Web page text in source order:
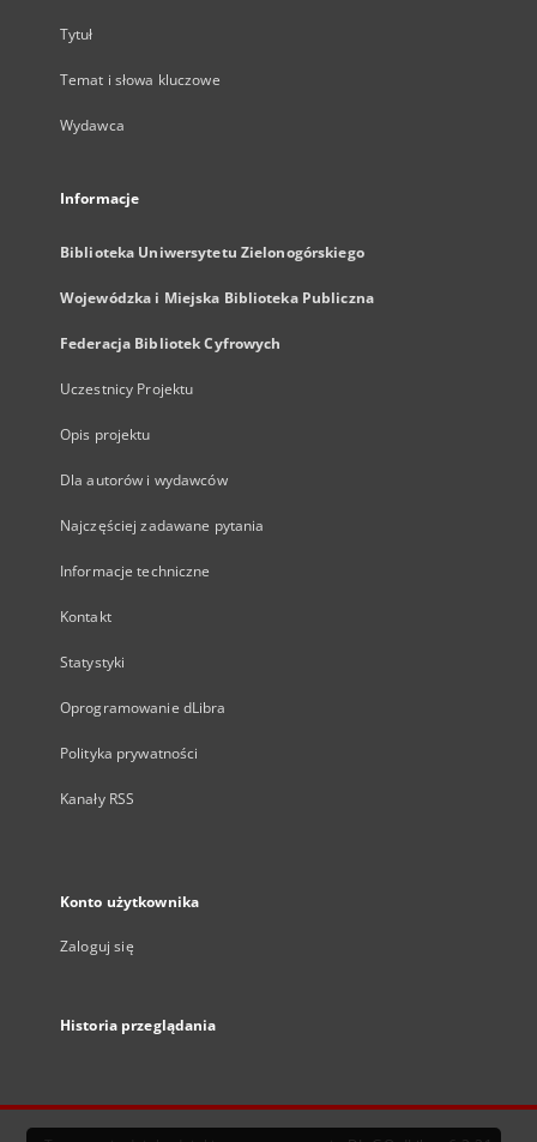
Tytuł
Temat i słowa kluczowe
Wydawca
Informacje
Biblioteka Uniwersytetu Zielonogórskiego
Wojewódzka i Miejska Biblioteka Publiczna
Federacja Bibliotek Cyfrowych
Uczestnicy Projektu
Opis projektu
Dla autorów i wydawców
Najczęściej zadawane pytania
Informacje techniczne
Kontakt
Statystyki
Oprogramowanie dLibra
Polityka prywatności
Kanały RSS
Konto użytkownika
Zaloguj się
Historia przeglądania